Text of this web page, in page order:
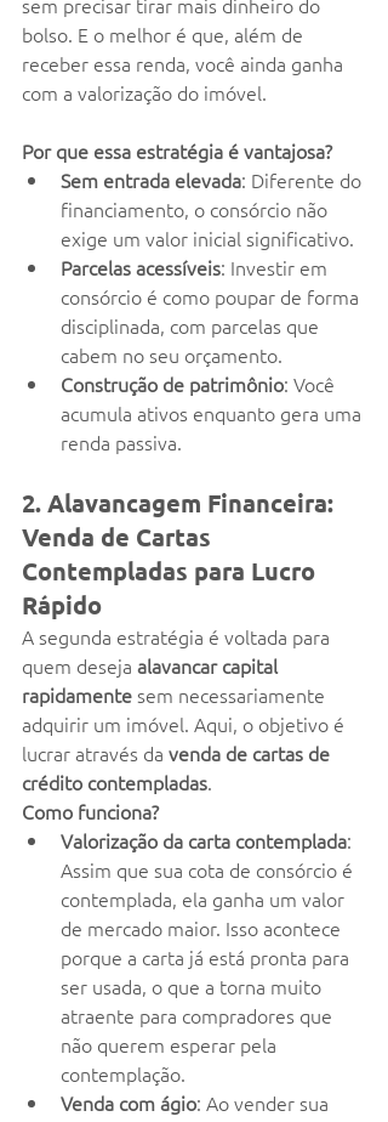
bolso. E o melhor é que, além de
receber essa renda, você ainda ganha
com a valorização do imóvel.
Por que essa estratégia é vantajosa?
Sem entrada elevada: Diferente do
financiamento, o consórcio não
exige um valor inicial significativo.
Parcelas acessíveis: Investir em
consórcio é como poupar de forma
disciplinada, com parcelas que
cabem no seu orçamento.
Construção de patrimônio: Você
acumula ativos enquanto gera uma
renda passiva.
2. Alavancagem Financeira:
Venda de Cartas
Contempladas para Lucro
Rápido
A segunda estratégia é voltada para
quem deseja alavancar capital
rapidamente sem necessariamente
adquirir um imóvel. Aqui, o objetivo é
lucrar através da venda de cartas de
crédito contempladas.
Como funciona?
Valorização da carta contemplada:
Assim que sua cota de consórcio é
contemplada, ela ganha um valor
de mercado maior. Isso acontece
porque a carta já está pronta para
ser usada, o que a torna muito
atraente para compradores que
não querem esperar pela
contemplação.
Venda com ágio: Ao vender sua